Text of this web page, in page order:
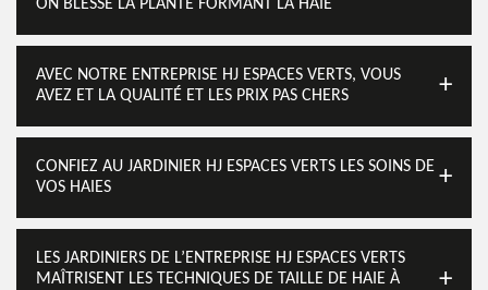
ON BLESSE LA PLANTE FORMANT LA HAIE
AVEC NOTRE ENTREPRISE HJ ESPACES VERTS, VOUS
AVEZ ET LA QUALITÉ ET LES PRIX PAS CHERS
CONFIEZ AU JARDINIER HJ ESPACES VERTS LES SOINS DE
VOS HAIES
LES JARDINIERS DE L’ENTREPRISE HJ ESPACES VERTS
MAÎTRISENT LES TECHNIQUES DE TAILLE DE HAIE À